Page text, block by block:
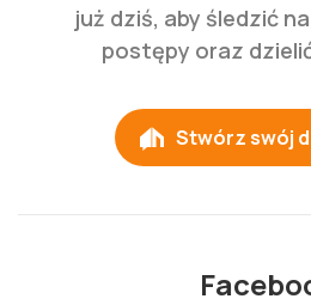
już dziś, aby śledzić
postępy oraz
Stwórz swój